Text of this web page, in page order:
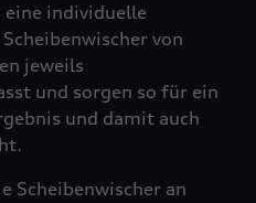
eine individuelle
von
jeweils
und sorgen so für ein
und damit auch
Scheibenwischer an